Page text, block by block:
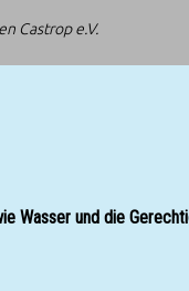
Castrop e.V.
Wasser und die